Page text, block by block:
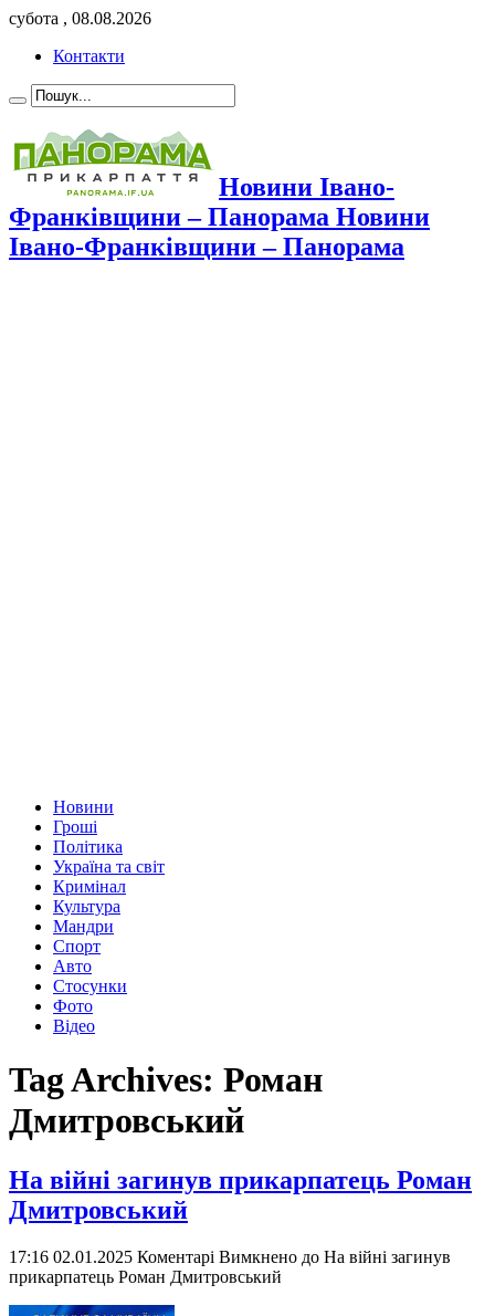
субота , 08.08.2026
Контакти
Новини Івано-
Франківщини – Панорама Новини
Івано-Франківщини – Панорама
Новини
Гроші
Політика
Україна та світ
Кримінал
Культура
Мандри
Спорт
Авто
Стосунки
Фото
Відео
Tag Archives: Роман
Дмитровський
На війні загинув прикарпатець Роман
Дмитровський
17:16 02.01.2025 Коментарі Вимкнено до На війні загинув
прикарпатець Роман Дмитровський